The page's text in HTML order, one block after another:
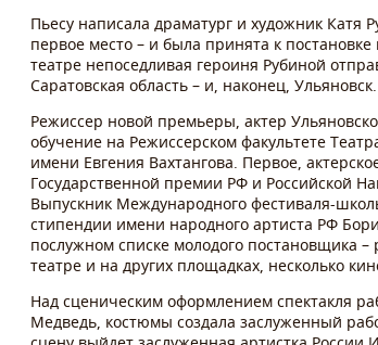
Пьесу написала драматург и художник Катя
первое место – и была принята к
театре непоседливая героиня Рубиной
Саратовская область – и, наконец, Ульяновск.
Режиссер новой премьеры, актер
обучение на Режиссерском факультете
имени Евгения Вахтангова. Первое,
Государственной премии РФ и Российской
Выпускник Международного фестиваля-
стипендии имени народного артиста РФ
послужном списке молодого постановщика
театре и на других площадках, несколько
Над сценическим оформлением спектакля
Медведь, костюмы создала заслуженный